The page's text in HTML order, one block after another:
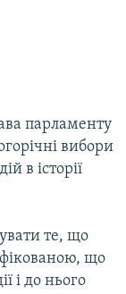
парламенту
вибори
в історії
те, що
що
і до нього